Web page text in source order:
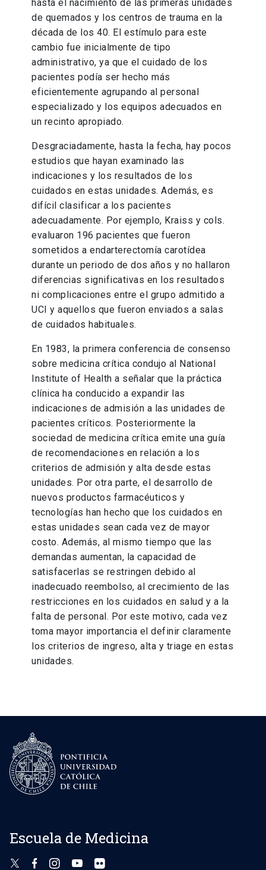
hasta el nacimiento de las primeras unidades
de quemados y los centros de trauma en la
década de los 40. El estímulo para este
cambio fue inicialmente de tipo
administrativo, ya que el cuidado de los
pacientes podía ser hecho más
eficientemente agrupando al personal
especializado y los equipos adecuados en
un recinto apropiado.
Desgraciadamente, hasta la fecha, hay pocos
estudios que hayan examinado las
indicaciones y los resultados de los
cuidados en estas unidades. Además, es
difícil clasificar a los pacientes
adecuadamente. Por ejemplo, Kraiss y cols.
evaluaron 196 pacientes que fueron
sometidos a endarterectomía carotídea
durante un periodo de dos años y no hallaron
diferencias significativas en los resultados
ni complicaciones entre el grupo admitido a
UCI y aquellos que fueron enviados a salas
de cuidados habituales.
En 1983, la primera conferencia de consenso
sobre medicina crítica condujo al National
Institute of Health a señalar que la práctica
clínica ha conducido a expandir las
indicaciones de admisión a las unidades de
pacientes críticos. Posteriormente la
sociedad de medicina crítica emite una guía
de recomendaciones en relación a los
criterios de admisión y alta desde estas
unidades. Por otra parte, el desarrollo de
nuevos productos farmacéuticos y
tecnologías han hecho que los cuidados en
estas unidades sean cada vez de mayor
costo. Además, al mismo tiempo que las
demandas aumentan, la capacidad de
satisfacerlas se restringen debido al
inadecuado reembolso, al crecimiento de las
restricciones en los cuidados en salud y a la
falta de personal. Por este motivo, cada vez
toma mayor importancia el definir claramente
los criterios de ingreso, alta y triage en estas
unidades.
Escuela de Medicina